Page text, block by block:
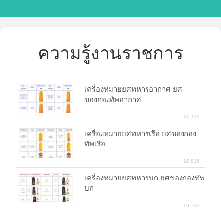
ความรู้งานราชการ
เครื่องหมายยศทหารอากาศ ยศ
ของกองทัพอากาศ
20,119
เครื่องหมายยศทหารเรือ ยศของกอง
ทัพเรือ
22,816
เครื่องหมายยศทหารบก ยศของกองทัพ
บก
19,739